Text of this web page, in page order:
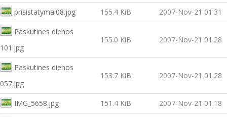
prisistatymai08.jpg 155.4 KiB 2007-Nov-21 01:31
Paskutines dienos
101.jpg
155.0 KiB 2007-Nov-21 01:28
Paskutines dienos
057.jpg
153.7 KiB 2007-Nov-21 01:28
IMG_5658.jpg 151.4 KiB 2007-Nov-21 01:18